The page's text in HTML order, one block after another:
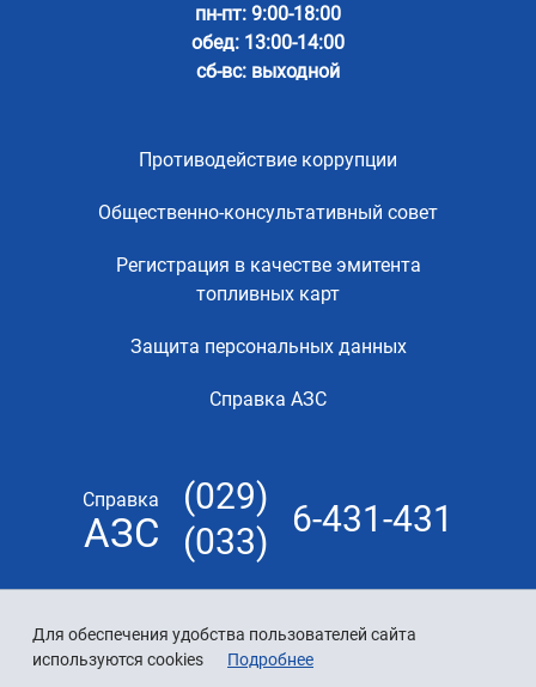
Для обеспечения удобства пользователей сайта
используются cookies
Подробнее
пн-пт: 9:00-18:00
обед: 13:00-14:00
сб-вс: выходной
Противодействие коррупции
Общественно-консультативный совет
Регистрация в качестве эмитента
топливных карт
Защита персональных данных
Справка АЗС
Справка
АЗС
(029)
(033)
6-431-431